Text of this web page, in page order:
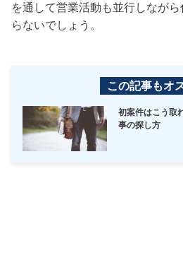
を通して営業活動も並行しなが
らないでしょう。
この記事もオ
初案件はこう取
事の探し方